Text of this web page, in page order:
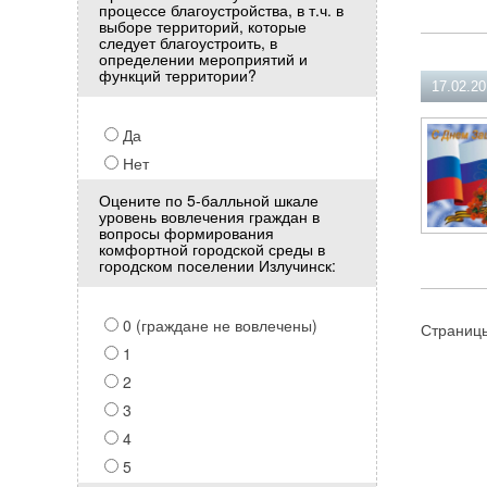
процессе благоустройства, в т.ч. в
выборе территорий, которые
следует благоустроить, в
определении мероприятий и
функций территории?
Да
Нет
Оцените по 5-балльной шкале
уровень вовлечения граждан в
вопросы формирования
комфортной городской среды в
городском поселении Излучинск:
0 (граждане не вовлечены)
1
2
3
4
5